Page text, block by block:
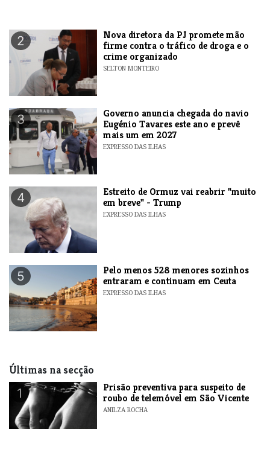
2
Nova diretora da PJ promete mão
firme contra o tráfico de droga e o
crime organizado
SELTON MONTEIRO
3
Governo anuncia chegada do navio
Eugénio Tavares este ano e prevê
mais um em 2027
EXPRESSO DAS ILHAS
4
Estreito de Ormuz vai reabrir "muito
em breve" - Trump
EXPRESSO DAS ILHAS
5
Pelo menos 528 menores sozinhos
entraram e continuam em Ceuta
EXPRESSO DAS ILHAS
Últimas na secção
1
Prisão preventiva para suspeito de
roubo de telemóvel em São Vicente
ANILZA ROCHA